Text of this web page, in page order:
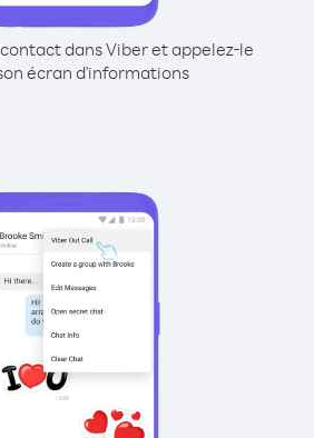
dans Viber et appelez-le
écran d'informations